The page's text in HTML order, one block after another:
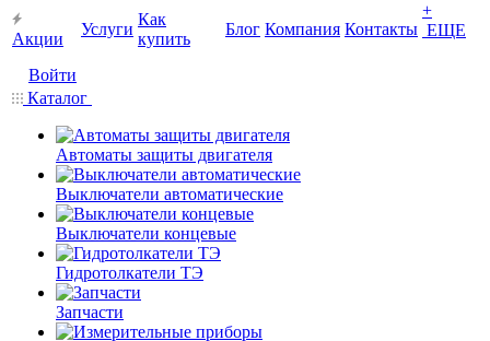
Акции
Услуги
Как
купить
Блог Компания Контакты
+
ЕЩЕ
Войти
Каталог
Автоматы защиты двигателя
Выключатели автоматические
Выключатели концевые
Гидротолкатели ТЭ
Запчасти